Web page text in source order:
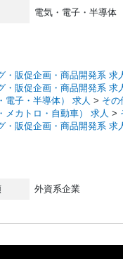
電気・電子・半導体
・販促企画・商品開発系 求
・販促企画・商品開発系 求
電子・半導体） 求人 > その
メカトロ・自動車） 求人 >
・販促企画・商品開発系 求
外資系企業